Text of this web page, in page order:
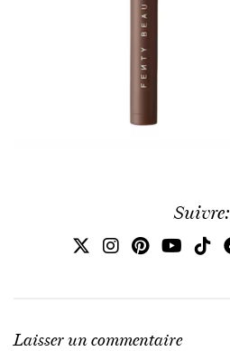
Suivre:
Laisser un commentaire